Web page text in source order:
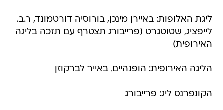
ליגת האלופות: באיירן מינכן, בורוסיה דורטמונד, ר.ב.
לייפציג, שטוטגרט (פרייבורג תצטרף עם תזכה בליגה
האירופית)
הליגה האירופית: הופנהיים, באייר לברקוזן
הקונפרנס ליג: פרייבורג